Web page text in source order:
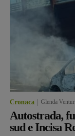
Cronaca Glenda
Autostrada,
sud e Incisa